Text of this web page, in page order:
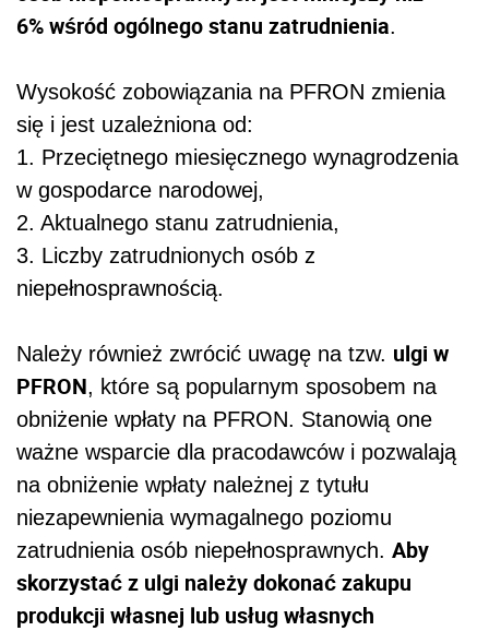
6% wśród ogólnego stanu zatrudnienia.
Wysokość zobowiązania na PFRON zmienia
się i jest uzależniona od:
1. Przeciętnego miesięcznego wynagrodzenia
w gospodarce narodowej,
2. Aktualnego stanu zatrudnienia,
3. Liczby zatrudnionych osób z
niepełnosprawnością.
Należy również zwrócić uwagę na tzw. ulgi w
PFRON, które są popularnym sposobem na
obniżenie wpłaty na PFRON. Stanowią one
ważne wsparcie dla pracodawców i pozwalają
na obniżenie wpłaty należnej z tytułu
niezapewnienia wymagalnego poziomu
zatrudnienia osób niepełnosprawnych. Aby
skorzystać z ulgi należy dokonać zakupu
produkcji własnej lub usług własnych